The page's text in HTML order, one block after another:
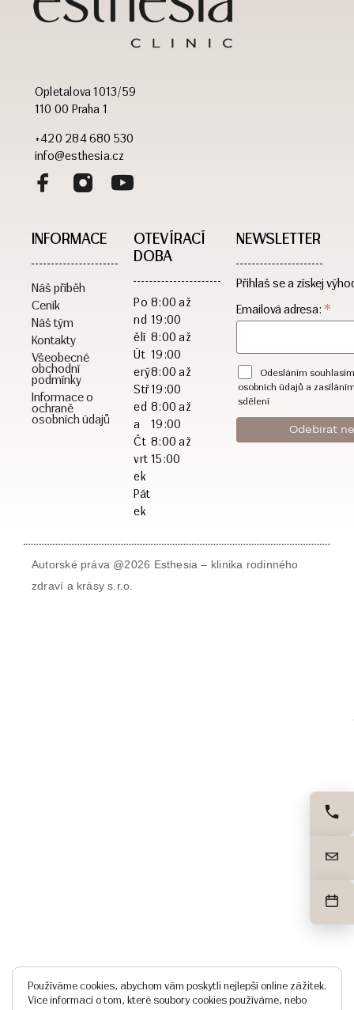
Opletalova 1013/59
110 00 Praha 1
+420 284 680 530
info@esthesia.cz
INFORMACE
Náš příběh
Ceník
Náš tým
Kontakty
Všeobecné
obchodní
podmínky
Informace o
ochraně
osobních údajů
OTEVÍRACÍ
DOBA​
Po
nd
ělí
Út
erý
Stř
ed
a
Čt
vrt
ek
Pát
ek
8:00 až
19:00
8:00 až
19:00
8:00 až
19:00
8:00 až
19:00
8:00 až
15:00
NEWSLETTER
Přihlaš se a získej
Emailová adresa: *
Odesláním
osobních údajů a
sdělení
Autorské práva @2026 Esthesia – klinika rodinného
zdraví a krásy s.r.o.
Používáme cookies, abychom vám poskytli nejlepší online zážitek.
Více informací o tom, které soubory cookies používáme, nebo